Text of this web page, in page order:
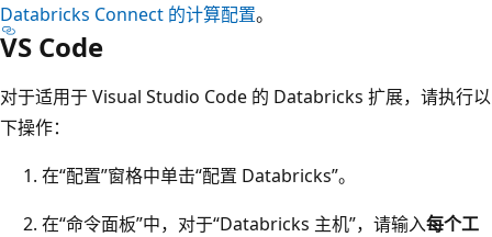
Databricks Connect 的计算配置。
VS Code
对于适用于 Visual Studio Code 的 Databricks 扩展，请执行以
下操作：
在“配置”窗格中单击“配置 Databricks”。
在“命令面板”中，对于“Databricks 主机”，请输入每个工